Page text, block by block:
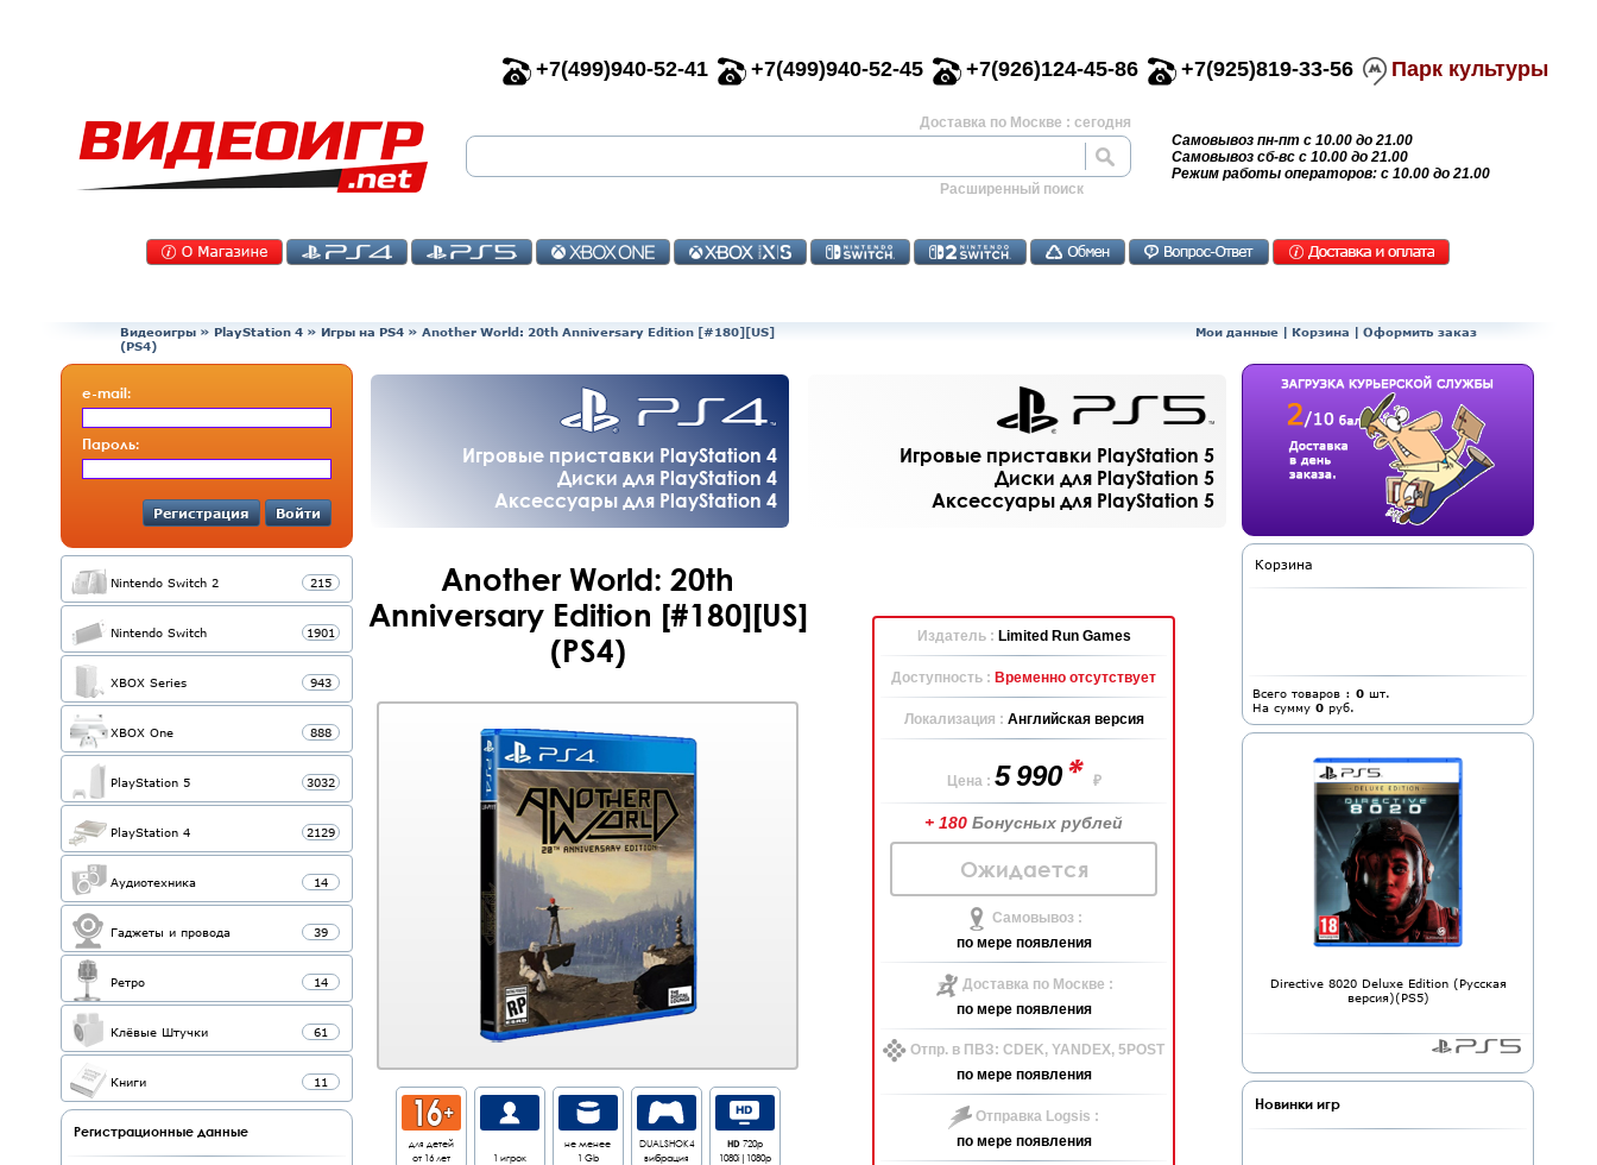
+7(499)940-52-41 +7(499)940-52-45 +7(926)124-45-86 +7(925)819-33-56 Парк культуры
Доставка по Москве : сегодня
Расширенный поиск
Самовывоз пн-пт с 10.00 до 21.00
Самовывоз сб-вс с 10.00 до 21.00
Режим работы операторов: с 10.00 до 21.00
Видеоигры » PlayStation 4 » Игры на PS4 » Another World: 20th Anniversary Edition [#180][US]
(PS4)
Мои данные | Корзина | Оформить заказ
e-mail:
Пароль:
Регистрация Войти
Nintendo Switch 2 215
Nintendo Switch 1901
XBOX Series 943
XBOX One 888
PlayStation 5 3032
PlayStation 4 2129
Аудиотехника 14
Гаджеты и провода 39
Ретро 14
Клёвые Штучки 61
Книги 11
Регистрационные данные
Игровые приставки PlayStation 4
Диски для PlayStation 4
Аксессуары для PlayStation 4
Игровые приставки PlayStation 5
Диски для PlayStation 5
Аксессуары для PlayStation 5
Another World: 20th
Anniversary Edition [#180][US]
(PS4)
для детей
от 16 лет
1 игрок
не менее
1 Gb
DUALSHOK4
вибрация
HD720p
1080i|1080p
Издатель : Limited Run Games
Доступность : Временно отсутствует
Локализация : Английская версия
Цена : 5 990* ₽
+ 180 Бонусных рублей
Ожидается
Самовывоз :
по мере появления
Доставка по Москве :
по мере появления
Отпр. в ПВЗ: CDEK, YANDEX, 5POST
по мере появления
Отправка Logsis :
по мере появления
Корзина
Всего товаров : 0 шт.
На сумму 0 руб.
Directive 8020 Deluxe Edition (Русская
версия)(PS5)
Новинки игр